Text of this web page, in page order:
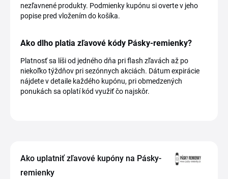
nezľavnené produkty. Podmienky kupónu si overte v jeho
popise pred vložením do košíka.
Ako dlho platia zľavové kódy Pásky-remienky?
Platnosť sa líši od jedného dňa pri flash zľavách až po
niekoľko týždňov pri sezónnych akciách. Dátum expirácie
nájdete v detaile každého kupónu, pri obmedzených
ponukách sa oplatí kód využiť čo najskôr.
Ako uplatniť zľavové kupóny na Pásky-
remienky